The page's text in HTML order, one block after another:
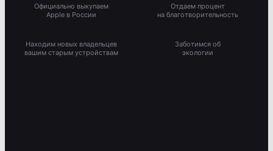
Официально выкупаем
Apple в России
Отдаем процент
на благотворительность
Находим новых владельцев
вашим старым устройствам
Заботимся об
экологии